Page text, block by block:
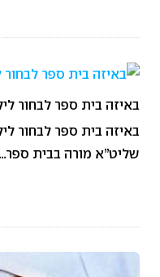
באיזה בית ספר לבחור
באיזה בית ספר לבחור
שליט”א מורה בבית